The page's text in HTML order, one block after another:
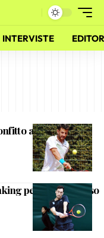
INTERVISTE
al primo turno
per Baldi, Caruso